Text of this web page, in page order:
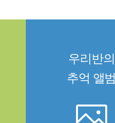
우리반의
추억 앨범